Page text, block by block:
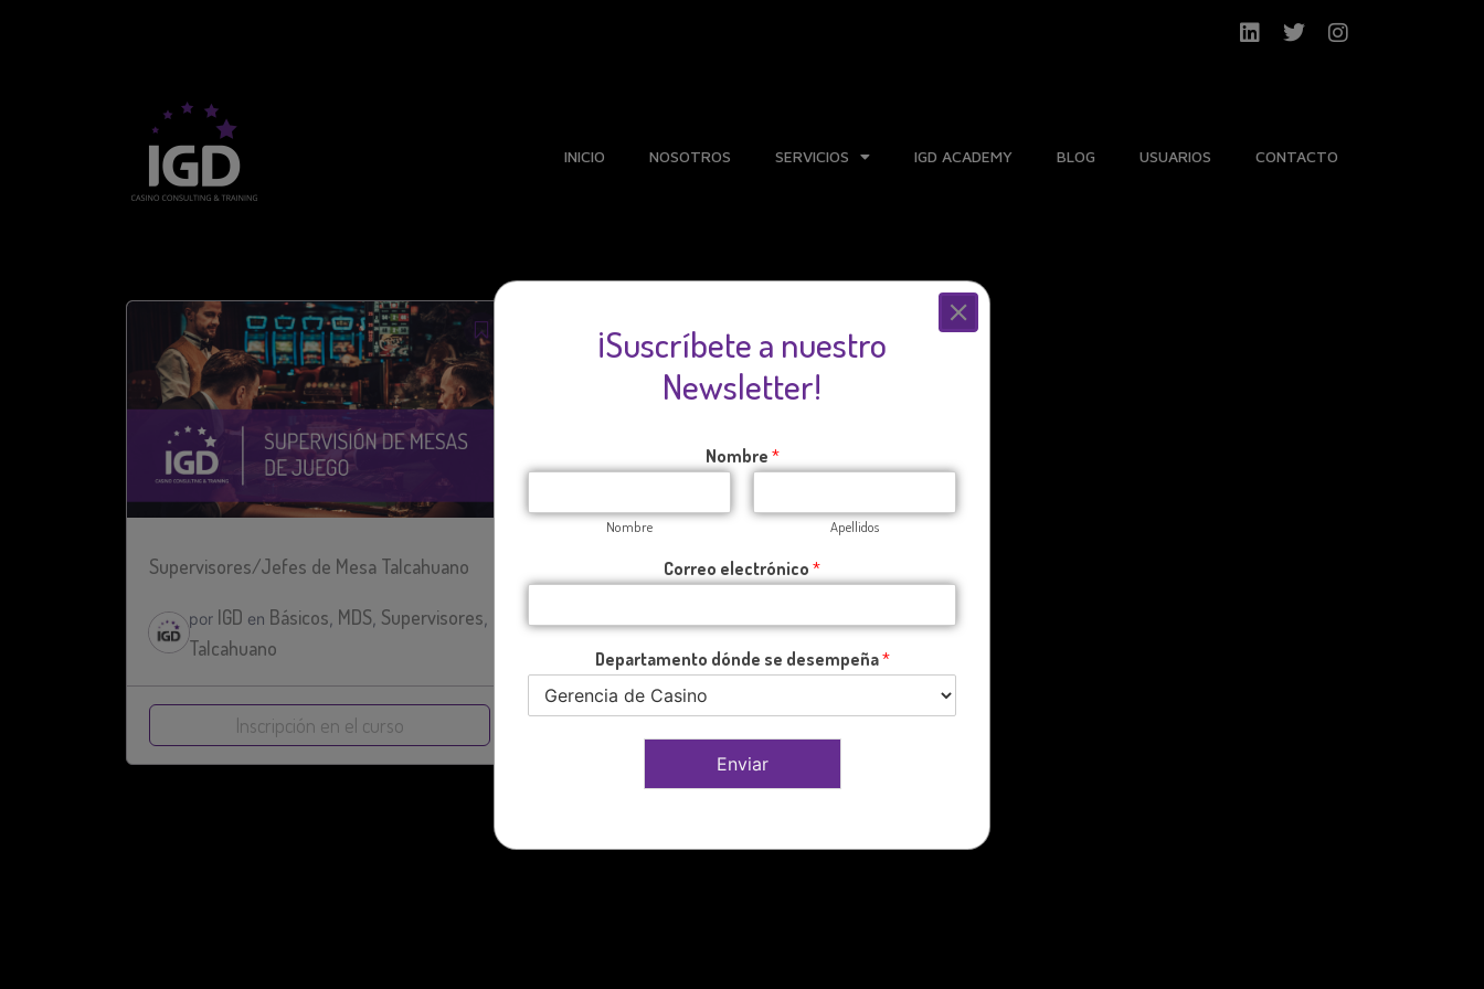
INICIO NOSOTROS SERVICIOS IGD ACADEMY BLOG USUARIOS CONTACTO
Supervisores/Jefes de Mesa Talcahuano
por IGD en Básicos MDS Supervisores
Talcahuano
Inscripción en el curso
¡Suscríbete a nuestro
Newsletter!
Nombre *
Nombre Apellidos
Correo electrónico *
Departamento dónde se desempeña*
Enviar